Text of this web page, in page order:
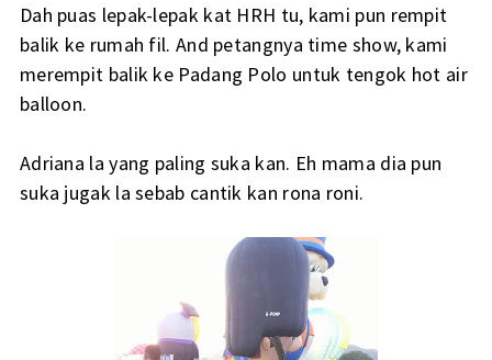
Dah puas lepak-lepak kat HRH tu, kami pun rempit
balik ke rumah fil. And petangnya time show, kami
merempit balik ke Padang Polo untuk tengok hot air
balloon.
Adriana la yang paling suka kan. Eh mama dia pun
suka jugak la sebab cantik kan rona roni.